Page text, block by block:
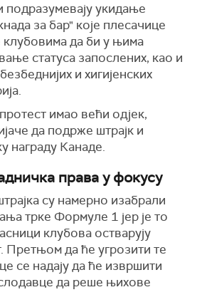
подразумевају укидање
за бар" које плесачице
клубовима да би у њима
статуса запослених, као и
и хигијенских
имао већи одјек,
да подрже штрајк и
награду Канаде.
права у фокусу
су намерно изабрали
трке Формуле 1 јер је то
клубова остварују
Претњом да ће угрозити те
се надају да ће извршити
да реше њихове